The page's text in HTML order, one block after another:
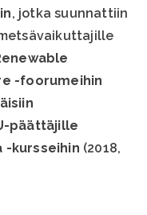
, jotka suunnattiin
-foorumeihin
päättäjille
-kursseihin (2018,